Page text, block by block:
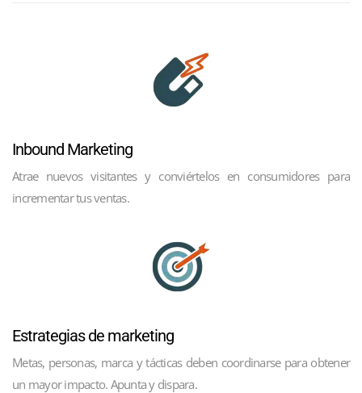
Inbound Marketing
Atrae nuevos visitantes y conviértelos en consumidores para
incrementar tus ventas.
Estrategias de marketing
Metas, personas, marca y tácticas deben coordinarse para obtener
un mayor impacto. Apunta y dispara.